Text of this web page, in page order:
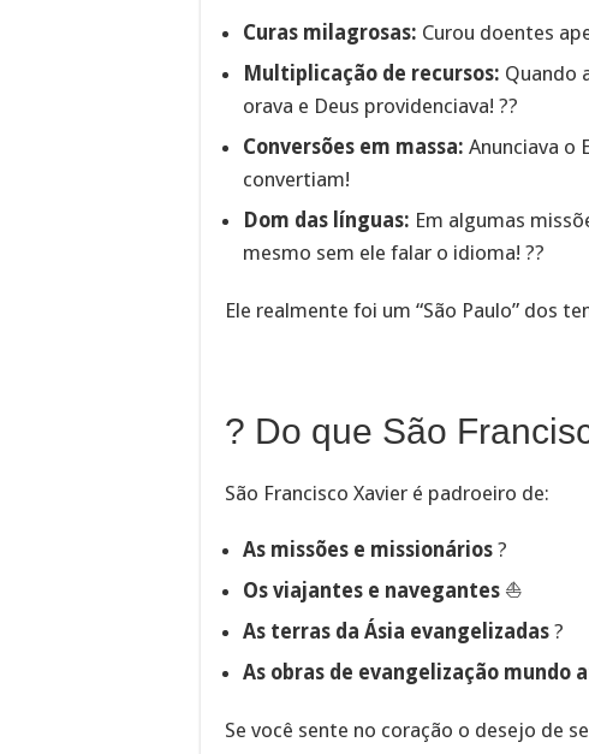
Curas milagrosas: Curou doentes
Multiplicação de recursos: Quando
orava e Deus providenciava! ??
Conversões em massa: Anunciava o
convertiam!
Dom das línguas: Em algumas
mesmo sem ele falar o idioma! ?️?️
Ele realmente foi um “São Paulo” dos
?️ Do que São
São Francisco Xavier é padroeiro de:
As missões e missionários ?
Os viajantes e navegantes ⛵
As terras da Ásia evangelizadas ?
As obras de evangelização mundo
Se você sente no coração o desejo de